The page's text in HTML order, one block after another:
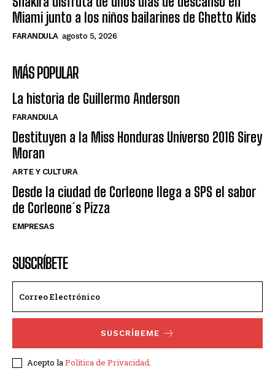
Miami junto a los niños bailarines de Ghetto Kids
FARANDULA agosto 5, 2026
MÁS POPULAR
La historia de Guillermo Anderson
FARANDULA
Destituyen a la Miss Honduras Universo 2016 Sirey
Moran
ARTE Y CULTURA
Desde la ciudad de Corleone llega a SPS el sabor
de Corleone´s Pizza
EMPRESAS
SUSCRÍBETE
SUSCRÍBEME
Acepto laPolítica de Privacidad.